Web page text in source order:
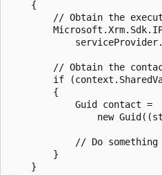
    {
// Obtain the
// Obtain the
if
        {
            Guid contact =
new
// Do something
        }
    }